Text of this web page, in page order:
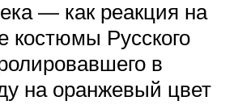
— как реакция на
костюмы Русского
в
на оранжевый цвет